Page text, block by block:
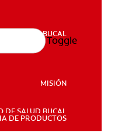
SALUD BUCAL
SALUD BUCAL
MISIÓN
DE SALUD BUCAL
DE PRODUCTOS
Toggle
tratarla